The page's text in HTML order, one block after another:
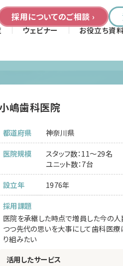
ウェビナー お役立ち資
採用についてのご相談 ›
小嶋歯科医院
都道府県
神奈川県
医院規模
スタッフ数：11～29名
ユニット数：7台
設立年
1976年
採用課題
医院を承継した時点で増員した今の
つつ先代の思いを大事にして歯科医
り組みたい
活用したサービス